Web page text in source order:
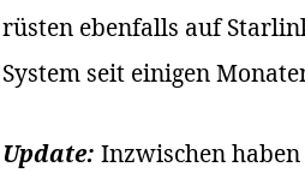
rüsten ebenfalls auf
System seit einigen
Update:Inzwischen